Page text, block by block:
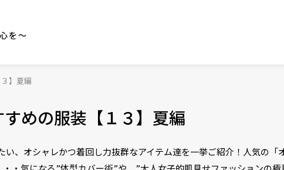
を～
】夏編
めの服装【１３】夏編
い、オシャレかつ着回し力抜群なアイテム達を一挙ご紹介！人気の「